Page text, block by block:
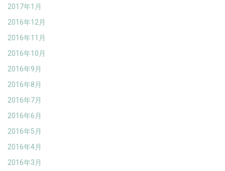
2017年1月
2016年12月
2016年11月
2016年10月
2016年9月
2016年8月
2016年7月
2016年6月
2016年5月
2016年4月
2016年3月